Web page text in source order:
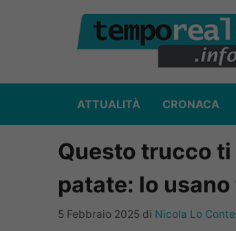
ATTUALITÀ CRONACA
Questo trucco
patate: lo
5 Febbraio 2025 di Nicola Lo Conte